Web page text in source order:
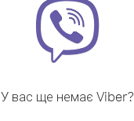
У вас ще немає Viber?